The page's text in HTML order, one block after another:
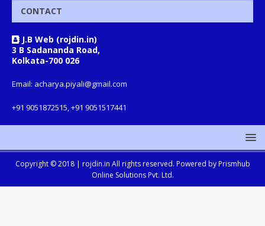
CONTACT
J.B Web (rojdin.in)
3 B Sadananda Road,
Kolkata-700 026
Email: acharya.piyali@gmail.com
+91 9051872515, +91 9051517441
Copyright © 2018 | rojdin.in All rights reserved. Powered by Prismhub
Online Solutions Pvt. Ltd.